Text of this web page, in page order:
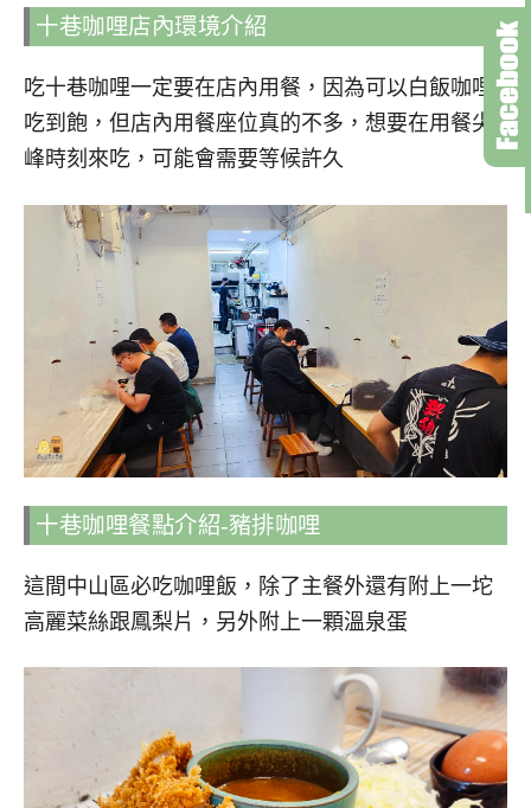
十巷咖哩店內環境介紹
吃十巷咖哩一定要在店內用餐，因為可以白飯咖哩
吃到飽，但店內用餐座位真的不多，想要在用餐尖
峰時刻來吃，可能會需要等候許久
十巷咖哩餐點介紹-豬排咖哩
這間中山區必吃咖哩飯，除了主餐外還有附上一坨
高麗菜絲跟鳳梨片，另外附上一顆溫泉蛋